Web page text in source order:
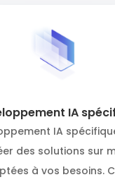
IA
IA
des solutions sur
à vos besoins.